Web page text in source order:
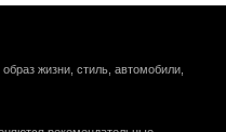
жизни, стиль, автомобили,